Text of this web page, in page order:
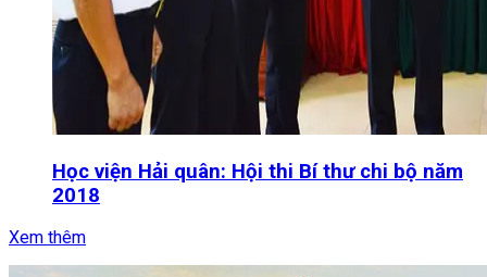
Học viện Hải quân: Hội thi Bí thư chi bộ năm
2018
Xem thêm